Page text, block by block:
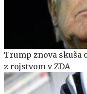
Trump znova skuša
z rojstvom v ZDA